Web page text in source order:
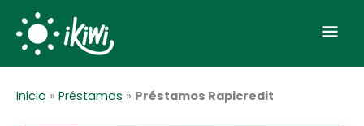
contenido
Inicio » Préstamos » Préstamos Rapicredit